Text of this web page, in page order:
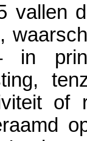
vallen
in
of